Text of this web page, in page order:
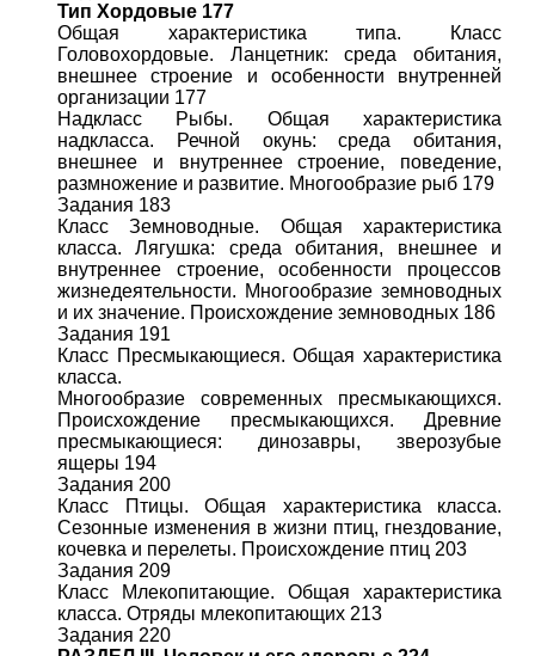
Тип Хордовые 177
Общая характеристика типа. Класс
Головохордовые. Ланцетник: среда обитания,
внешнее строение и особенности внутренней
организации 177
Надкласс Рыбы. Общая характеристика
надкласса. Речной окунь: среда обитания,
внешнее и внутреннее строение, поведение,
размножение и развитие. Многообразие рыб 179
Задания 183
Класс Земноводные. Общая характеристика
класса. Лягушка: среда обитания, внешнее и
внутреннее строение, особенности процессов
жизнедеятельности. Многообразие земноводных
и их значение. Происхождение земноводных 186
Задания 191
Класс Пресмыкающиеся. Общая характеристика
класса.
Многообразие современных пресмыкающихся.
Происхождение пресмыкающихся. Древние
пресмыкающиеся: динозавры, зверозубые
ящеры 194
Задания 200
Класс Птицы. Общая характеристика класса.
Сезонные изменения в жизни птиц, гнездование,
кочевка и перелеты. Происхождение птиц 203
Задания 209
Класс Млекопитающие. Общая характеристика
класса. Отряды млекопитающих 213
Задания 220